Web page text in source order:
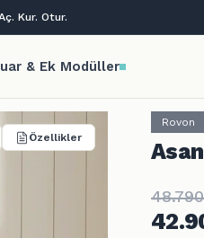
farksız 9 taksit!
& Ek Modüller
Özellikler
Rovon
48.790